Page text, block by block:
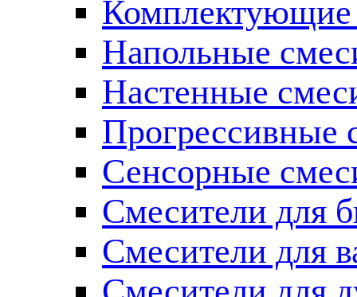
Комплектующие
Напольные
Настенные
Прогрессивные
Сенсорные
Смесители для
Смесители для